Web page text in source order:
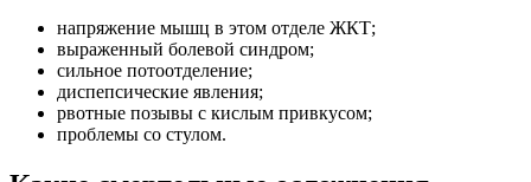
напряжение мышц в этом отделе ЖКТ;
выраженный болевой синдром;
сильное потоотделение;
диспепсические явления;
рвотные позывы с кислым привкусом;
проблемы со стулом.